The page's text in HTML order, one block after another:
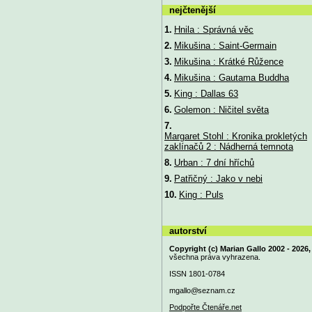
nejčtenější
1. Hnila : Správná věc
2. Mikušina : Saint-Germain
3. Mikušina : Krátké Růžence
4. Mikušina : Gautama Buddha
5. King : Dallas 63
6. Golemon : Ničitel světa
7.
Margaret Stohl : Kronika prokletých
zaklínačů 2 : Nádherná temnota
8. Urban : 7 dní hříchů
9. Patřičný : Jako v nebi
10. King : Puls
autorství
Copyright (c) Marian Gallo 2002 - 2026,
všechna práva vyhrazena.
ISSN 1801-0784
mgallo@seznam.cz
Podpořte Čtenáře.net